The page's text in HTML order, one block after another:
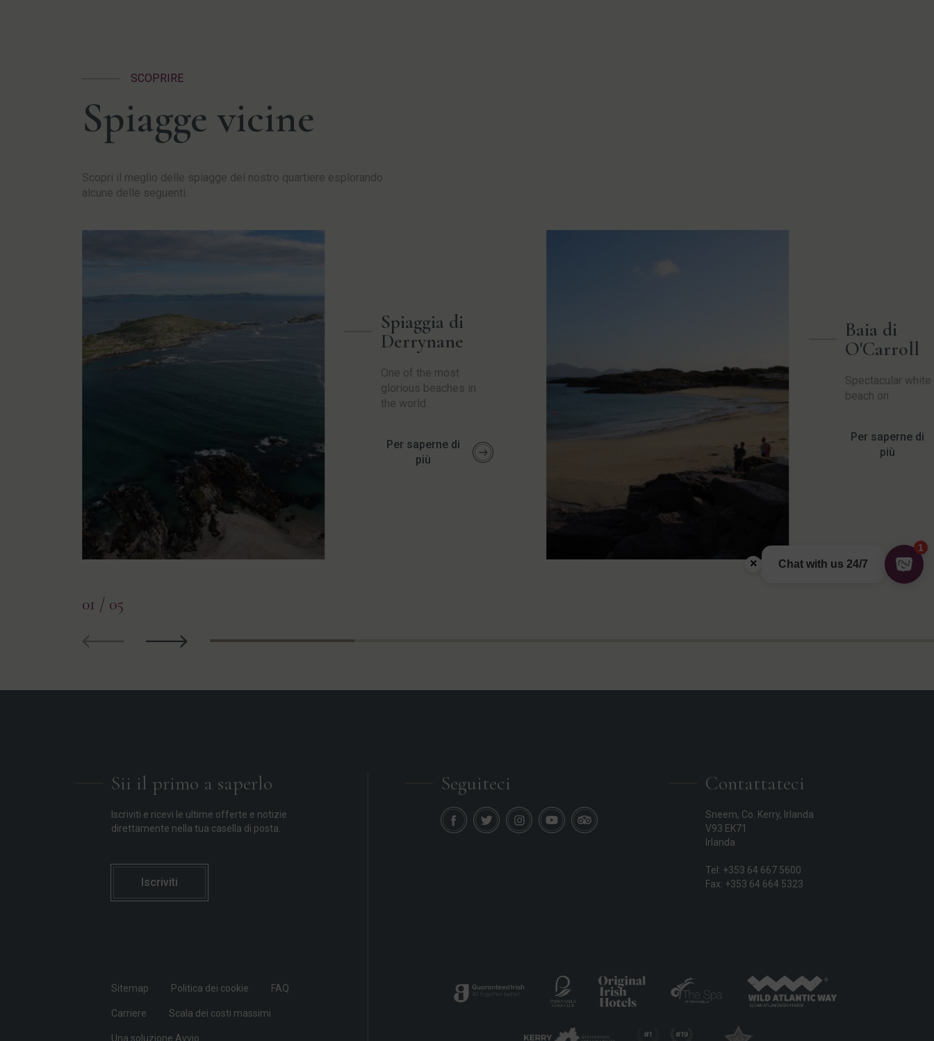
SCOPRIRE
Spiagge vicine
Scopri il meglio delle spiagge del nostro quartiere esplorando
alcune delle seguenti.
Spiaggia di
Derrynane
One of the most
glorious beaches in
the world.
Per saperne di
più
Baia di
O'Carroll
Spectacular white
beach on
Per saperne di
più
01 / 05
Sii il primo a saperlo
Iscriviti e ricevi le ultime offerte e notizie
direttamente nella tua casella di posta.
Iscriviti
Seguiteci Contattateci
Sneem, Co. Kerry, Irlanda
V93 EK71
Irlanda
Tel: +353 64 667 5600
Fax: +353 64 664 5323
Sitemap Politica dei cookie FAQ
Carriere Scala dei costi massimi
Una soluzione Avvio